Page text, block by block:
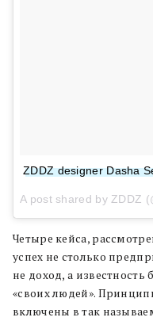
ZDDZ designer Dasha
A post shared by ZDDZ
Четыре кейса,
успех не столько
не доход, а известность
«своих людей».
включены в так